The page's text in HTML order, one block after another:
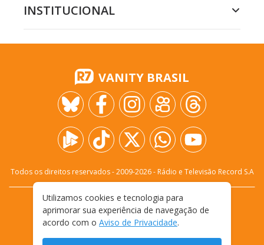
INSTITUCIONAL
VANITY BRASIL
Todos os direitos reservados - 2009-2026- Rádio e Televisão Record S.A
FALE CONOSCO
PRIVACIDADE
TERMOS E CONDIÇÕES DE USO
Utilizamos cookies e tecnologia para
aprimorar sua experiência de navegação de
acordo com o Aviso de Privacidade.